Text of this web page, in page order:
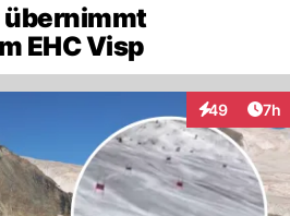
übernimmt
EHC Visp
49
Interaktionen
7h